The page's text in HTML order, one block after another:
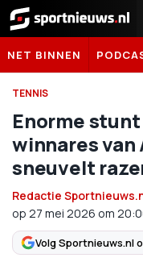
Sportnieuws.nl
NET BINNEN
TENNIS
Enorme
winnares van
sneuvelt
Redactie
op 27 mei 2026 om
Volg Sportnieuws.nl